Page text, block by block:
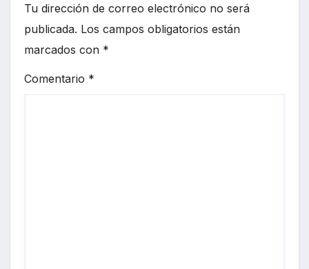
Tu dirección de correo electrónico no será
publicada. Los campos obligatorios están
marcados con *
Comentario *